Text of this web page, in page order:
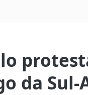
da